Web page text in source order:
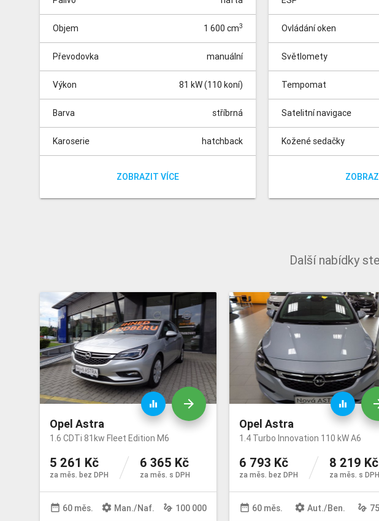
Objem 1 600 cm3
Převodovka manuální
Výkon 81 kW (110 koní)
Barva stříbrná
Karoserie hatchback
Vůz do výroby - dodání 3 měsíce| LED denní
zrcátko s automatickou clonou, Zimní sada 1,
ZOBRAZIT VÍCE
Ovládání oken
Světlomety
Tempomat
Satelitní navigace
Kožené sedačky
Další nabídky
Opel Astra
1.6 CDTi 81kw Fleet Edition M6
5 261 Kč
za měs. bez DPH
6 365 Kč
za měs. s DPH
date_range 60 měs. settings Man./Naf. gesture 100 000
arrow_forward
equalizer
Opel Astra
1.4 Turbo Innovation 110 kW A6
6 793 Kč
za měs. bez DPH
8 219 Kč
za měs. s DPH
date_range 60 měs. settings Aut./Ben. gesture
equalizer